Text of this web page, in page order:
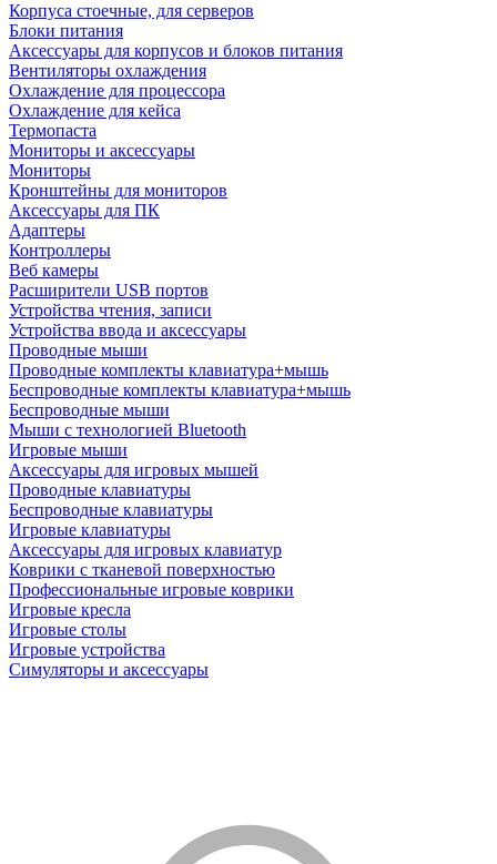
Корпуса стоечные, для серверов
Блоки питания
Аксессуары для корпусов и блоков питания
Вентиляторы охлаждения
Охлаждение для процессора
Охлаждение для кейса
Термопаста
Мониторы и аксессуары
Мониторы
Кронштейны для мониторов
Аксессуары для ПК
Адаптеры
Контроллеры
Веб камеры
Расширители USB портов
Устройства чтения, записи
Устройства ввода и аксессуары
Проводные мыши
Проводные комплекты клавиатура+мышь
Беспроводные комплекты клавиатура+мышь
Беспроводные мыши
Мыши с технологией Bluetooth
Игровые мыши
Аксессуары для игровых мышей
Проводные клавиатуры
Беспроводные клавиатуры
Игровые клавиатуры
Аксессуары для игровых клавиатур
Коврики с тканевой поверхностью
Профессиональные игровые коврики
Игровые кресла
Игровые столы
Игровые устройства
Симуляторы и аксессуары